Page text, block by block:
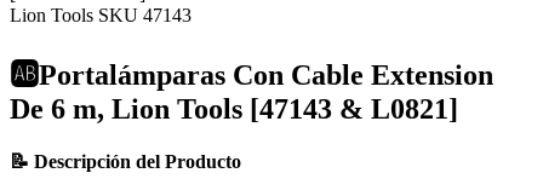
Lion Tools SKU 47143
🆎Portalámparas Con Cable Extension
De 6 m, Lion Tools [47143 & L0821]
📝 Descripción del Producto